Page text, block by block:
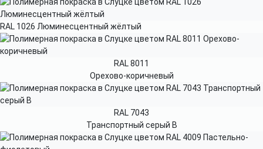
RAL 1026 Люминесцентный жёлтый
RAL 8011
Орехово-коричневый
RAL 7043
Транспортный серый B